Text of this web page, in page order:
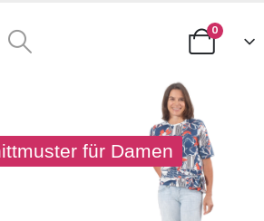
0
für Damen